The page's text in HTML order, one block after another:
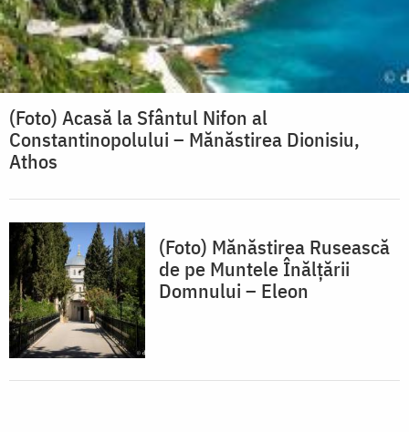
(Foto) Acasă la Sfântul Nifon al
Constantinopolului – Mănăstirea Dionisiu,
Athos
(Foto) Mănăstirea Rusească
de pe Muntele Înălțării
Domnului – Eleon